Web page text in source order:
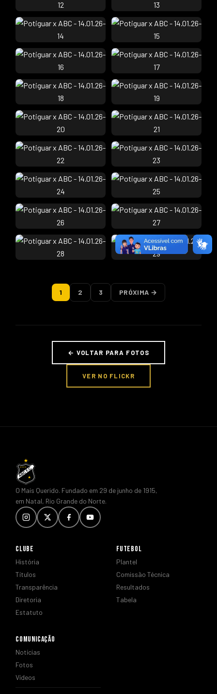
1 2 3 PRÓXIMA →
← VOLTAR PARA FOTOS
VER NO FLICKR
O Mais Querido. Fundado em 29 de junho de 1915,
em Natal, Rio Grande do Norte.
CLUBE
História
Títulos
Transparência
Diretoria
Estatuto
FUTEBOL
Plantel
Comissão Técnica
Resultados
Tabela
COMUNICAÇÃO
Notícias
Fotos
Vídeos